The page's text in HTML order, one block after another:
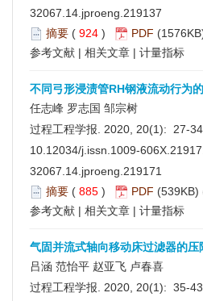
32067.14.jproeng.219137
摘要 ( 924 ) PDF
参考文献 | 相关文章 | 计量指标
不同弓形浸渍管RH钢液流动行为
任志峰 罗志国 邹宗树
过程工程学报. 2020, 20(1): 27-
10.12034/j.issn.1009-
32067.14.jproeng.219171
摘要 ( 885 ) PDF (539KB)
参考文献 | 相关文章 | 计量指标
气固并流式轴向移动床过滤器的压
吕涵 范怡平 赵亚飞 卢春喜
过程工程学报. 2020, 20(1): 35-